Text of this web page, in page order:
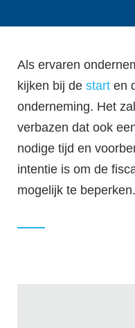
Als ervaren
kijken bij de start en
onderneming. Het
verbazen dat ook
nodige tijd en
intentie is om de
mogelijk te beperken.